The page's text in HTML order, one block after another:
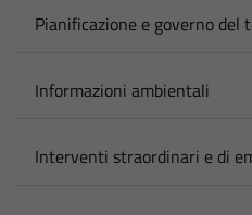
Pianificazione e governo del
Informazioni ambientali
Interventi straordinari e di